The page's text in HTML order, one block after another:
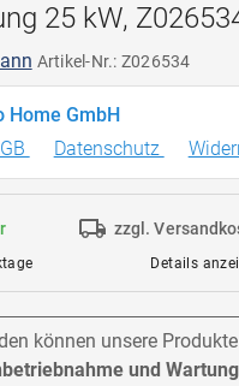
25 kW,
Artikel-Nr.: Z026534
Home GmbH
Datenschutz
zzgl.
Details
können unsere
und